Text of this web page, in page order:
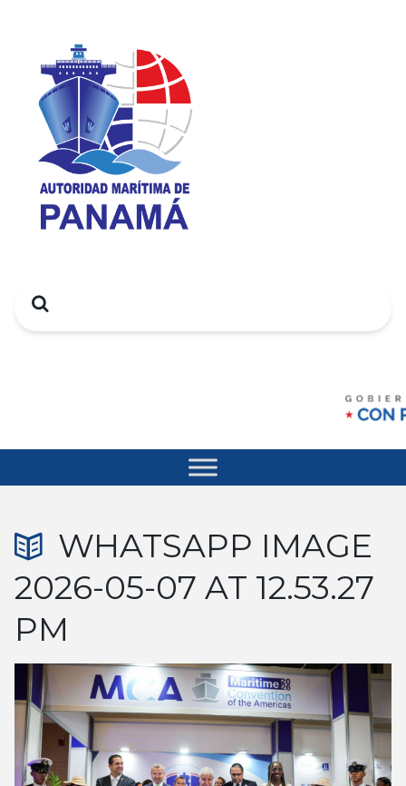
Search
WHATSAPP IMAGE
2026-05-07 AT 12.53.27
PM